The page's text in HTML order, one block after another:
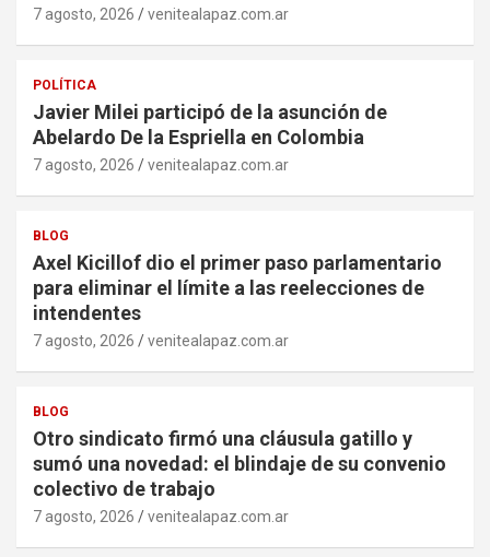
7 agosto, 2026 venitealapaz.com.ar
POLÍTICA
Javier Milei participó de la asunción de
Abelardo De la Espriella en Colombia
7 agosto, 2026 venitealapaz.com.ar
BLOG
Axel Kicillof dio el primer paso parlamentario
para eliminar el límite a las reelecciones de
intendentes
7 agosto, 2026 venitealapaz.com.ar
BLOG
Otro sindicato firmó una cláusula gatillo y
sumó una novedad: el blindaje de su convenio
colectivo de trabajo
7 agosto, 2026 venitealapaz.com.ar